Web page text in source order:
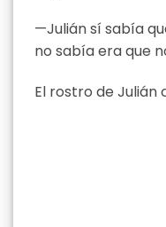
—Julián sí sabía
no sabía era que
El rostro de Julián